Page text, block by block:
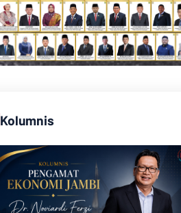
Kolumnis